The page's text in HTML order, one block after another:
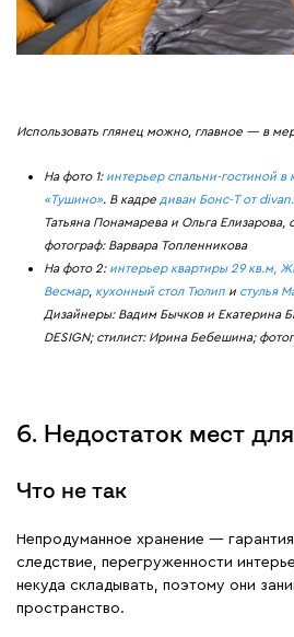
Использовать глянец можно, главное — в
На фото 1: интерьер спальни-гостиной в
«Тушино». В кадре диван Бонс-Т от
Татьяна Понамарева и Ольга Елизарова,
фотограф: Варвара Топленникова
На фото 2: интерьер квартиры 29 кв.м,
Весмар, кухонный стол Тюлип и стулья
Дизайнеры: Вадим Бычков и Екатерина
DESIGN; стилист: Ирина Бебешина;
6. Недостаток мест
Что не так
Непродуманное хранение —
следствие, перегруженности
некуда складывать, поэтому они
пространство.